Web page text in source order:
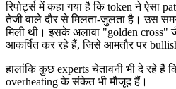
रिपोर्ट्स में कहा गया है कि token ने ऐसा
तेजी वाले दौर से मिलता-जुलता है। उस
मिली थी। इसके अलावा "golden cross"
आकर्षित कर रहे हैं, जिसे आमतौर पर
हालांकि कुछ experts चेतावनी भी दे रहे हैं
overheating के संकेत भी मौजूद हैं।